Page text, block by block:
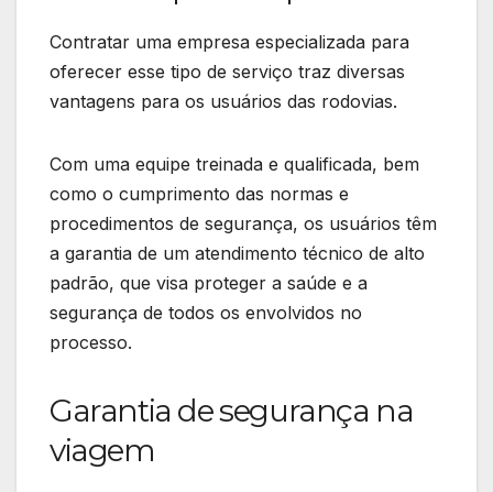
Contratar uma empresa especializada para
oferecer esse tipo de serviço traz diversas
vantagens para os usuários das rodovias.
Com uma equipe treinada e qualificada, bem
como o cumprimento das normas e
procedimentos de segurança, os usuários têm
a garantia de um atendimento técnico de alto
padrão, que visa proteger a saúde e a
segurança de todos os envolvidos no
processo.
Garantia de segurança na
viagem